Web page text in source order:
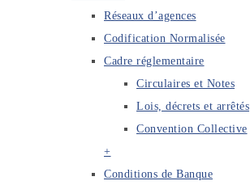
Réseaux d’agences
Codification Normalisée
Cadre réglementaire
Circulaires et Notes
Lois, décrets et arrêtés
Convention Collective
+
Conditions de Banque